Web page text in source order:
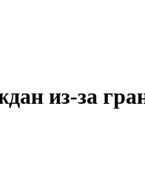
из-за